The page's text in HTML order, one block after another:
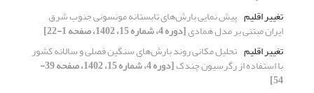
تغییر اقلیم پیش نمایی بارش‌های تابستانه مونسونی جنوب شرق
ایران مبتنی بر مدل همادی[دوره 4، شماره 15، 1402، صفحه 1-22]
تغییر اقلیم تحلیل مکانی روند بارش‌های سنگین فصلی و سالانه کشور
با استفاده از رگرسیون چندک [دوره 4، شماره 15، 1402، صفحه 39-
54]